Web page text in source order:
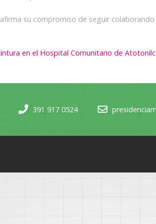
su compromiso de seguir
en el Hospital Comunitario de
391 917 0524